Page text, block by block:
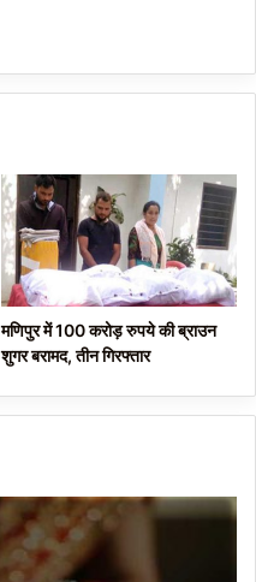
मणिपुर में 100 करोड़ रुपये की ब्राउन
शुगर बरामद, तीन गिरफ्तार